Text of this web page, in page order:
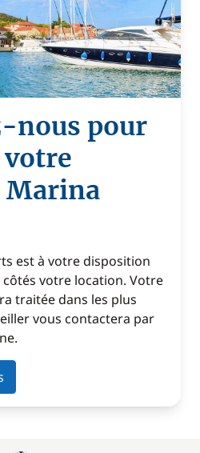
nous pour
Marina
est à votre disposition
votre location. Votre
traitée dans les plus
vous contactera par